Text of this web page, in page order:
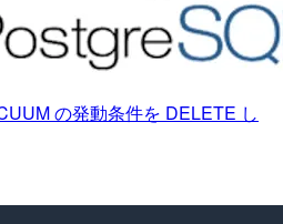
の発動条件を DELETE し